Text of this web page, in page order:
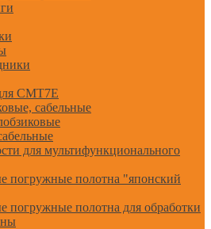
CMT7E
сабельные
для мультифункционального
погружные полотна "японский
погружные полотна для обработки